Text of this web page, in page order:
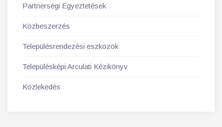
Partnerségi Egyeztetések
Közbeszerzés
Településrendezési eszközök
Településképi Arculati Kézikönyv
Közlekedés